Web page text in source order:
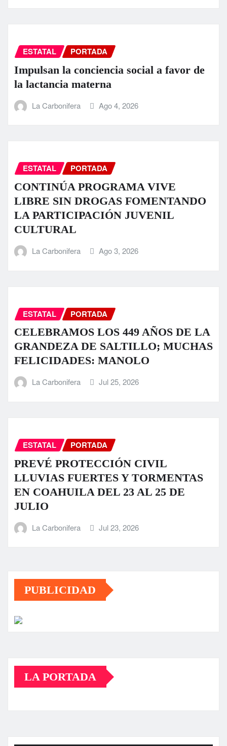
ESTATAL PORTADA
Impulsan la conciencia social a favor de
la lactancia materna
La Carbonifera Ago 4, 2026
ESTATAL PORTADA
CONTINÚA PROGRAMA VIVE
LIBRE SIN DROGAS FOMENTANDO
LA PARTICIPACIÓN JUVENIL
CULTURAL
La Carbonifera Ago 3, 2026
ESTATAL PORTADA
CELEBRAMOS LOS 449 AÑOS DE LA
GRANDEZA DE SALTILLO; MUCHAS
FELICIDADES: MANOLO
La Carbonifera Jul 25, 2026
ESTATAL PORTADA
PREVÉ PROTECCIÓN CIVIL
LLUVIAS FUERTES Y TORMENTAS
EN COAHUILA DEL 23 AL 25 DE
JULIO
La Carbonifera Jul 23, 2026
PUBLICIDAD
LA PORTADA